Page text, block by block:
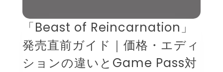
「Beast of Reincarnation」
発売直前ガイド｜価格・エディ
ションの違いとGame Pass対